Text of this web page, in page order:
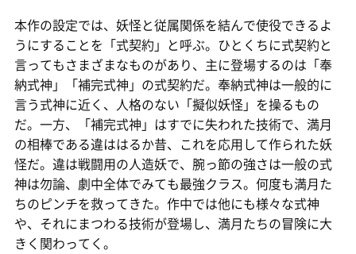
本作の設定では、妖怪と従属関係を結んで使役できるよ
うにすることを「式契約」と呼ぶ。ひとくちに式契約と
言ってもさまざまなものがあり、主に登場するのは「奉
納式神」「補完式神」の式契約だ。奉納式神は一般的に
言う式神に近く、人格のない「擬似妖怪」を操るもの
だ。一方、「補完式神」はすでに失われた技術で、満月
の相棒である違ははるか昔、これを応用して作られた妖
怪だ。違は戦闘用の人造妖で、腕っ節の強さは一般の式
神は勿論、劇中全体でみても最強クラス。何度も満月た
ちのピンチを救ってきた。作中では他にも様々な式神
や、それにまつわる技術が登場し、満月たちの冒険に大
きく関わってく。